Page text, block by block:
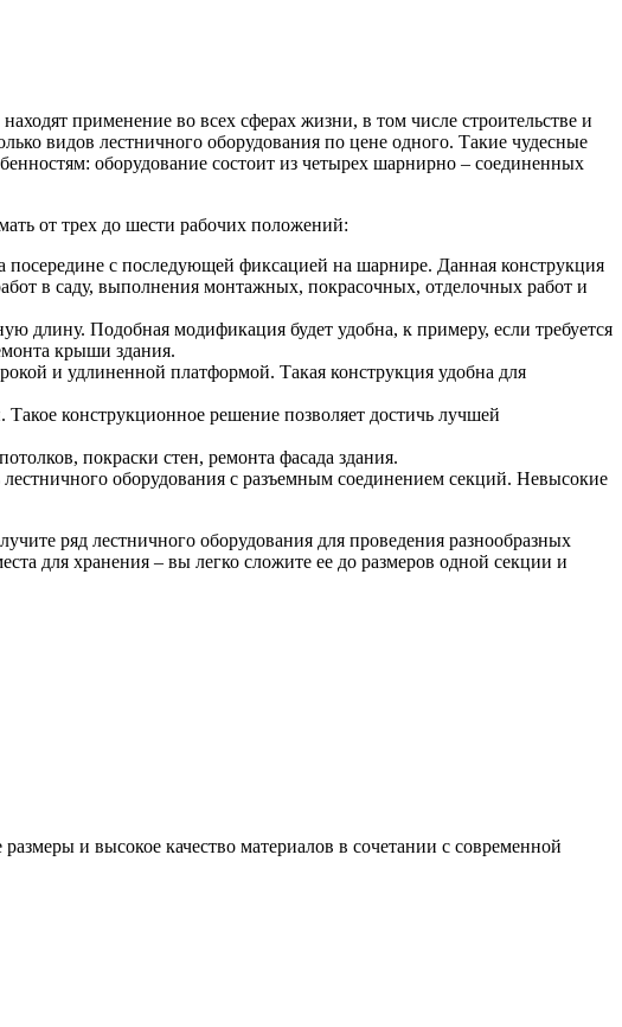
применение во всех сферах жизни, в том числе строительстве и
видов лестничного оборудования по цене одного. Такие чудесные
оборудование состоит из четырех шарнирно – соединенных
от трех до шести рабочих положений:
посередине с последующей фиксацией на шарнире. Данная конструкция
в саду, выполнения монтажных, покрасочных, отделочных работ и
длину. Подобная модификация будет удобна, к примеру, если требуется
крыши здания.
и удлиненной платформой. Такая конструкция удобна для
конструкционное решение позволяет достичь лучшей
покраски стен, ремонта фасада здания.
оборудования с разъемным соединением секций. Невысокие
ряд лестничного оборудования для проведения разнообразных
для хранения – вы легко сложите ее до размеров одной секции и
и высокое качество материалов в сочетании с современной